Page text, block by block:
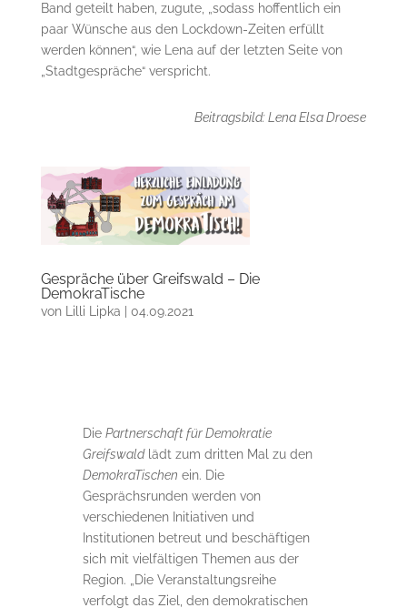
Band geteilt haben, zugute, „sodass hoffentlich ein
paar Wünsche aus den Lockdown-Zeiten erfüllt
werden können“, wie Lena auf der letzten Seite von
„Stadtgespräche“ verspricht.
Beitragsbild: Lena Elsa Droese
Gespräche über Greifswald – Die
DemokraTische
von Lilli Lipka 04.09.2021
Die Partnerschaft für Demokratie
Greifswaldlädt zum dritten Mal zu den
DemokraTischen ein. Die
Gesprächsrunden werden von
verschiedenen Initiativen und
Institutionen betreut und beschäftigen
sich mit vielfältigen Themen aus der
Region. „Die Veranstaltungsreihe
verfolgt das Ziel, den demokratischen